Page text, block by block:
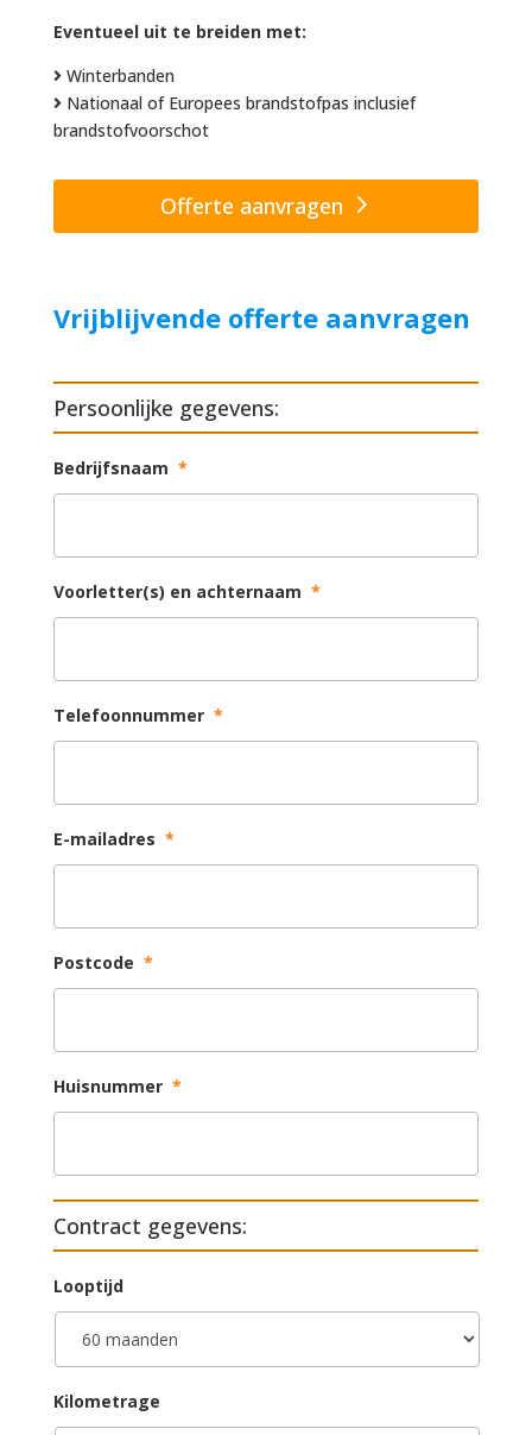
Eventueel uit te breiden met:
Winterbanden
Nationaal of Europees brandstofpas inclusief
brandstofvoorschot
Offerte aanvragen
Vrijblijvende offerte aanvragen
Persoonlijke gegevens:
Bedrijfsnaam *
Voorletter(s) en achternaam *
Telefoonnummer *
E-mailadres *
Postcode *
Huisnummer *
Contract gegevens:
Looptijd
Kilometrage